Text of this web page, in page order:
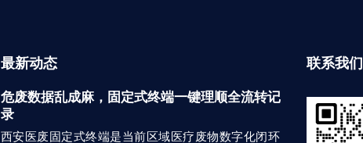
最新动态
危废数据乱成麻，固定式终端一键理顺全流转记
录
西安医废固定式终端是当前区域医疗废物数字化闭环
联系我们